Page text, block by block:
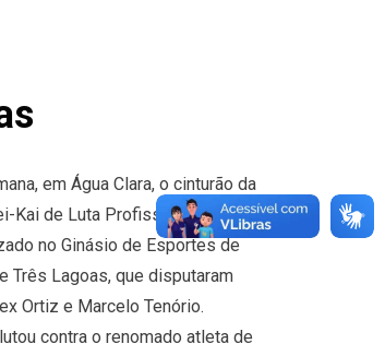
em Água Clara, o cinturão da
Kai de Luta Profissional.
no Ginásio de Esportes de
Três Lagoas, que disputaram
Ortiz e Marcelo Tenório.
contra o renomado atleta de